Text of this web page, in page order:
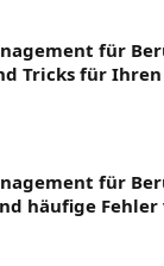
für
Tricks für
für
häufige